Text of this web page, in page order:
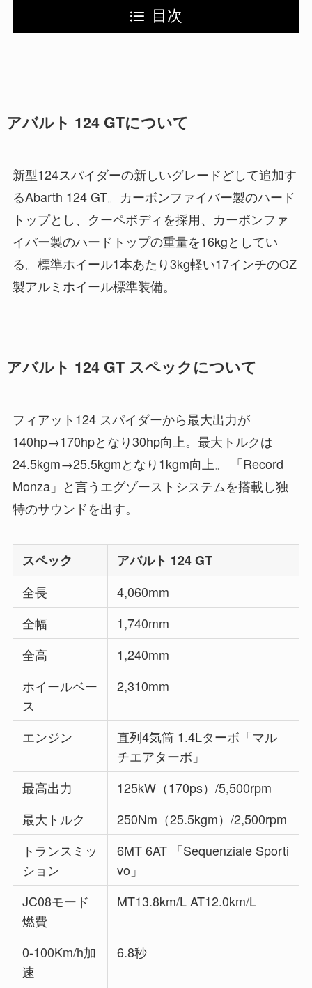
目次
アバルト 124 GTについて
新型124スパイダーの新しいグレードどして追加す
るAbarth 124 GT。カーボンファイバー製のハード
トップとし、クーペボディを採用、カーボンファ
イバー製のハードトップの重量を16kgとしてい
る。標準ホイール1本あたり3kg軽い17インチのOZ
製アルミホイール標準装備。
アバルト 124 GT スペックについて
フィアット124 スパイダーから最大出力が
140hp→170hpとなり30hp向上。最大トルクは
24.5kgm→25.5kgmとなり1kgm向上。 「Record
Monza」と言うエグゾーストシステムを搭載し独
特のサウンドを出す。
スペック
アバルト 124 GT
全長
4,060mm
全幅
1,740mm
全高
1,240mm
ホイールベー
ス
2,310mm
エンジン
直列4気筒 1.4Lターボ「マル
チエアターボ」
最高出力
125kW（170ps）/5,500rpm
最大トルク
250Nm（25.5kgm）/2,500rpm
トランスミッ
ション
6MT 6AT 「Sequenziale Sporti
vo」
JC08モード
燃費
MT13.8km/L AT12.0km/L
0-100Km/h加
速
6.8秒